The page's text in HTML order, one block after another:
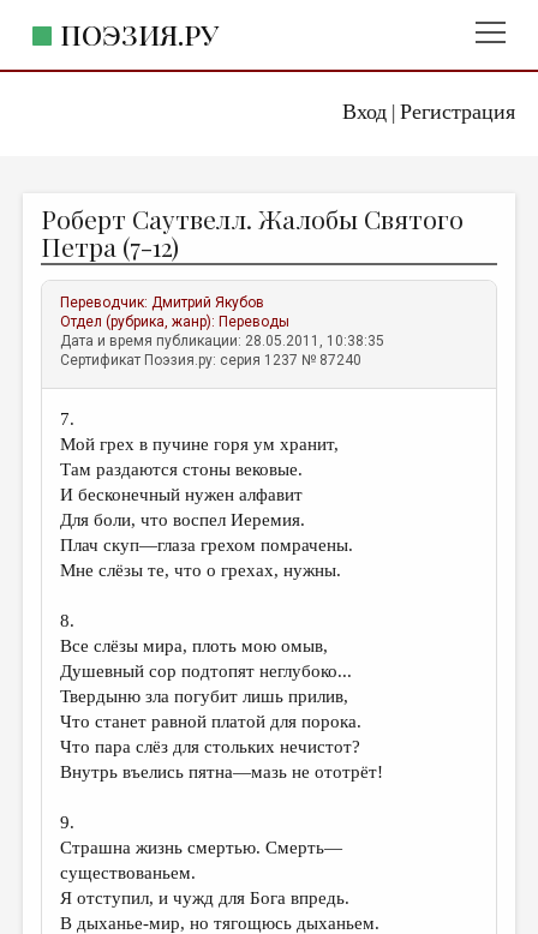
Вход| Регистрация
ПОЭЗИЯ.РУ
ЖАНРЫ
АВТОРЫ
КОММЕНТАРИИ
ЛИТСАЛОН
ПРАВИЛА САЙТА
ОТДЕЛЫ И РУБРИКИ
ИЗБРАННОЕ
ДАЙДЖЕСТ
ПРОИЗВЕДЕНИЯ
ПЕРЕВОДЫ
КОНКУРСЫ
ДЕТСКАЯ КОМНАТА
КНИЖНАЯ ПОЛКА
ОБЗОР ЛИТЕРАТУРЫ
СТРАНИЦЫ ПАМЯТИ
ОБЪЯВЛЕНИЯ
Роберт Саутвелл. Жалобы Святого
Петра (7-12)
Переводчик:Дмитрий Якубов
Отдел (рубрика, жанр): Переводы
Дата и время публикации: 28.05.2011, 10:38:35
Сертификат Поэзия.ру: серия 1237 № 87240
7.
Мой грех в пучине горя ум хранит,
Там раздаются стоны вековые.
И бесконечный нужен алфавит
Для боли, что воспел Иеремия.
Плач скуп—глаза грехом помрачены.
Мне слёзы те, что о грехах, нужны.
8.
Все слёзы мира, плоть мою омыв,
Душевный сор подтопят неглубоко...
Твердыню зла погубит лишь прилив,
Что станет равной платой для порока.
Что пара слёз для стольких нечистот?
Внутрь въелись пятна—мазь не ототрёт!
9.
Страшна жизнь смертью. Смерть—
существованьем.
Я отступил, и чужд для Бога впредь.
В дыханье-мир, но тягощюсь дыханьем.